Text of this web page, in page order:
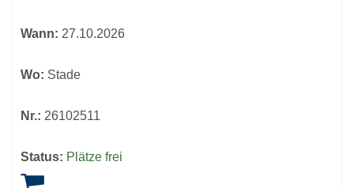
Wann: 27.10.2026
Wo: Stade
Nr.: 26102511
Status: Plätze frei